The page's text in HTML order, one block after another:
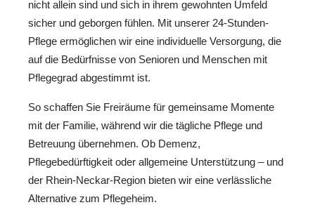
nicht allein sind und sich in ihrem gewohnten Umfeld
sicher und geborgen fühlen. Mit unserer 24-Stunden-
Pflege ermöglichen wir eine individuelle Versorgung, die
auf die Bedürfnisse von Senioren und Menschen mit
Pflegegrad abgestimmt ist.
So schaffen Sie Freiräume für gemeinsame Momente
mit der Familie, während wir die tägliche Pflege und
Betreuung übernehmen. Ob Demenz,
Pflegebedürftigkeit oder allgemeine Unterstützung – und
der Rhein-Neckar-Region bieten wir eine verlässliche
Alternative zum Pflegeheim.